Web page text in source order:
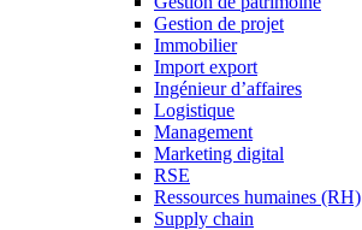
Gestion de projet
Immobilier
Import export
Ingénieur d’affaires
Logistique
Management
Marketing digital
RSE
Ressources humaines (RH)
Supply chain